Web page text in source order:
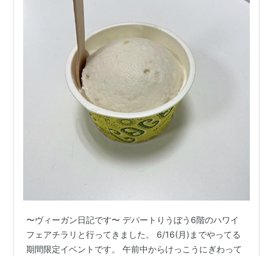
〜ヴィーガン日記です〜 デパートりうぼう6階のハワイ
フェアチラリと行ってきました。 6/16(月)までやってる
期間限定イベントです。 午前中からけっこうにぎわって